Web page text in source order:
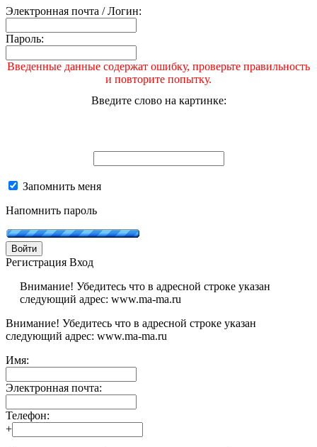
Электронная почта / Логин:
Пароль:
Введенные данные содержат ошибку, проверьте правильность
и повторите попытку.
Введите слово на картинке:
Запомнить меня
Напомнить пароль
Войти
Регистрация Вход
Внимание! Убедитесь что в адресной строке указан
следующий адрес: www.ma-ma.ru
Внимание! Убедитесь что в адресной строке указан
следующий адрес: www.ma-ma.ru
Имя:
Электронная почта:
Телефон:
+